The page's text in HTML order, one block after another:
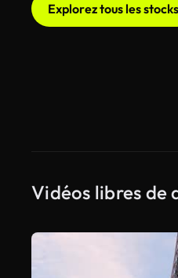
Explorez tous les stocks
Vidéos libres de